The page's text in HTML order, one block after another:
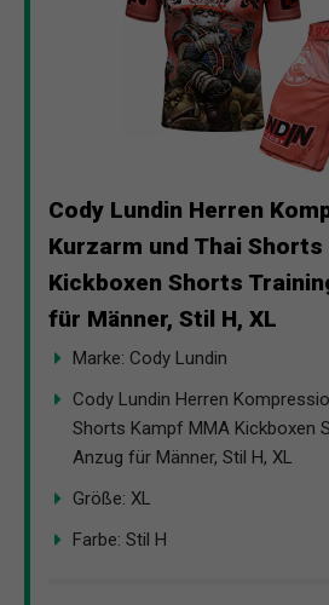
Cody Lundin Herren
Kurzarm und Thai
Kickboxen Shorts
für Männer, Stil H, XL
Marke: Cody Lundin
Cody Lundin Herren
Shorts Kampf MMA Kickboxen
Anzug für Männer, Stil H, XL
Größe: XL
Farbe: Stil H